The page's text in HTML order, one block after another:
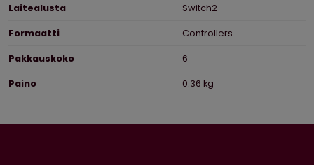
Laitealusta
Switch2
Formaatti
Controllers
Pakkauskoko
6
Paino
0.36 kg